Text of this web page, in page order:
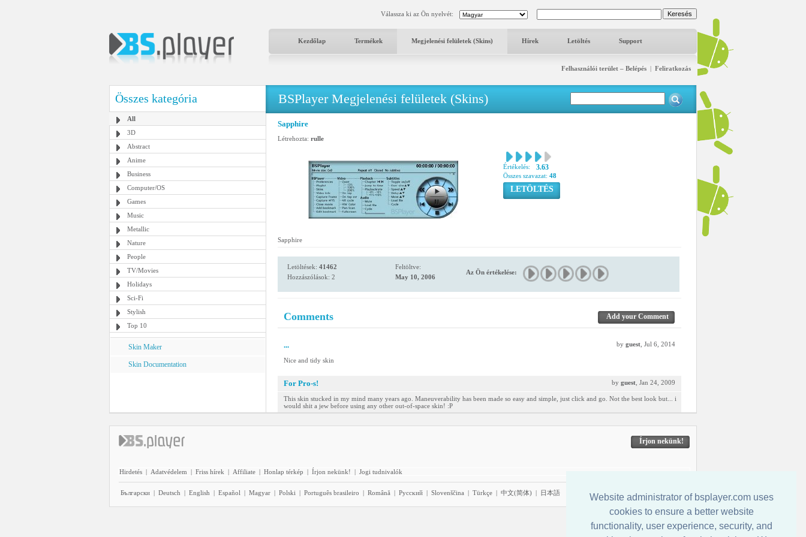
Website administrator of bsplayer.com uses
cookies to ensure a better website
functionality, user experience, security, and
Válassza ki az Ön nyelvét:
Kezdőlap Termékek Megjelenési felületek (Skins) Hírek Letöltés Support
Felhasználói terület – Belépés | Feliratkozás
Összes kategória
All
3D
Abstract
Anime
Business
Computer/OS
Games
Music
Metallic
Nature
People
TV/Movies
Holidays
Sci-Fi
Stylish
Top 10
Skin Maker
Skin Documentation
BSPlayer Megjelenési felületek (Skins)
Sapphire
Létrehozta: rulle
Értékelés: 3.63
Összes szavazat: 48
LETÖLTÉS
Sapphire
Letöltések: 41462
Hozzászólások: 2
Feltöltve:
May 10, 2006
Az Ön értékelése:
Comments Add your Comment
... by guest , Jul 6, 2014
Nice and tidy skin
For Pro-s! by guest , Jan 24, 2009
This skin stucked in my mind many years ago. Maneuverability has been made so easy and simple, just click and go. Not the best look but... i
would shit a jew before using any other out-of-space skin! :P
Írjon nekünk!
Hirdetés | Adatvédelem | Friss hírek | Affiliate | Honlap térkép | Írjon nekünk! | Jogi tudnivalók
Български | Deutsch | English | Español | Magyar | Polski | Português brasileiro | Română | Pyccĸий | Slovenščina | Türkçe | 中文(简体) | 日本語